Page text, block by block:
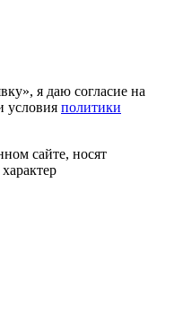
я даю согласие на
условия политики
сайте, носят